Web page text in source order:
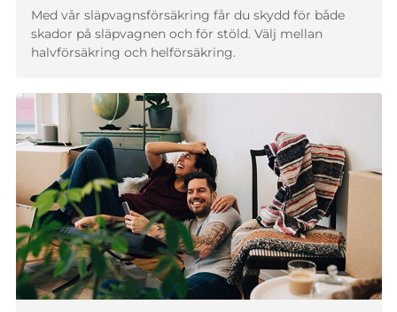
Med vår släpvagnsförsäkring får du skydd för både
skador på släpvagnen och för stöld. Välj mellan
halvförsäkring och helförsäkring.